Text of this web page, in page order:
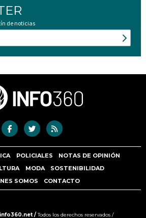
de noticias
POLICIALES
NOTAS DE OPINIÓN
MODA
SOSTENIBILIDAD
SOMOS
CONTACTO
info360.net /Todos los derechos reservados /